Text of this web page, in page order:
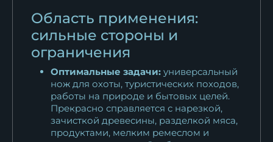
Область применения:
сильные стороны и
ограничения
Оптимальные задачи: универсальный
нож для охоты, туристических походов,
работы на природе и бытовых целей.
Прекрасно справляется с нарезкой,
зачисткой древесины, разделкой мяса,
продуктами, мелким ремеслом и